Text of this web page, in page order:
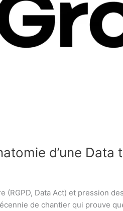
d’une
(RGPD, Data Act) et pression
de chantier qui prouve